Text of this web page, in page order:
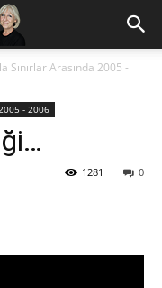
Sınırlar Arasında 2005 -
- 2006
0
1281